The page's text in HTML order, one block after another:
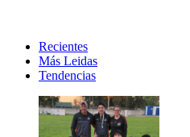
Recientes
Más Leidas
Tendencias